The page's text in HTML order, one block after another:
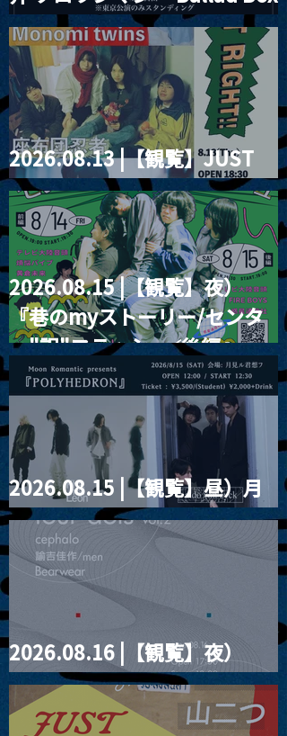
2026」
2026.08.13 |【観覧】JUST
RIGHT!! vol.26
2026.08.15 |【観覧】夜）
『巷のmyストーリー/センタ
ー"訳"フラッシュ⚡️後編』
2026.08.15 |【観覧】昼）月
見ルpre.『POLYHEDRON』
2026.08.16 |【観覧】夜）
four dots vol.2